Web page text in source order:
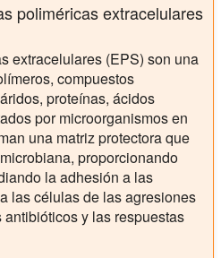
poliméricas extracelulares
extracelulares (EPS) son una
compuestos
proteínas, ácidos
por microorganismos en
una matriz protectora que
proporcionando
la adhesión a las
las células de las agresiones
y las respuestas